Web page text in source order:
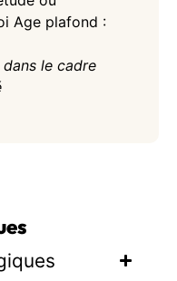
Age plafond :
le cadre